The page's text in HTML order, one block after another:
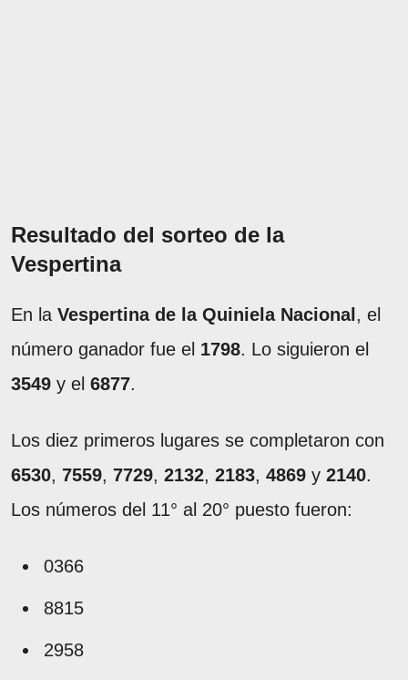
Resultado del sorteo de la
Vespertina
En la Vespertina de la Quiniela Nacional, el
número ganador fue el 1798. Lo siguieron el
3549 y el 6877.
Los diez primeros lugares se completaron con
6530, 7559, 7729, 2132, 2183, 4869 y 2140.
Los números del 11° al 20° puesto fueron:
0366
8815
2958